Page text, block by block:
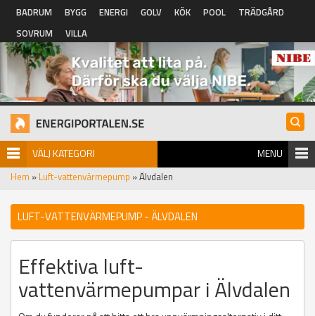
Hoppa till huvudinnehåll
BADRUM BYGG ENERGI GOLV KÖK POOL
TRÄDGÅRD
SOVRUM
VILLA
VÄLJ KATEGORI MENU
Hem » Luft-vattenvärmepump » Älvdalen
LUFT-VATTENVÄRMEPUMP - ÄLVDALEN
Effektiva luft-
vattenvärmepumpar i Älvdalen